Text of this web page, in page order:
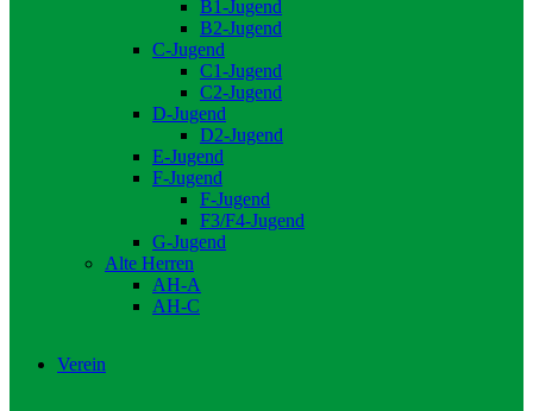
B1-Jugend
B2-Jugend
C-Jugend
C1-Jugend
C2-Jugend
D-Jugend
D2-Jugend
E-Jugend
F-Jugend
F-Jugend
F3/F4-Jugend
G-Jugend
Alte Herren
AH-A
AH-C
Verein